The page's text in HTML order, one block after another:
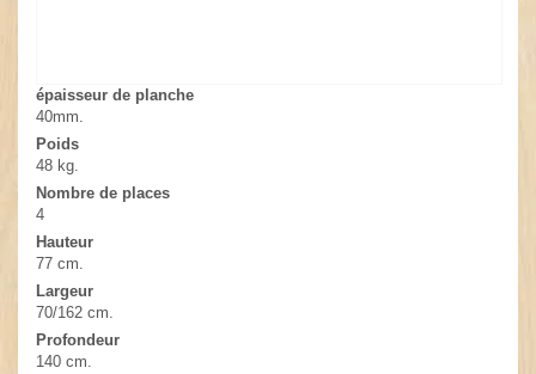
épaisseur de planche
40mm.
Poids
48 kg.
Nombre de places
4
Hauteur
77 cm.
Largeur
70/162 cm.
Profondeur
140 cm.